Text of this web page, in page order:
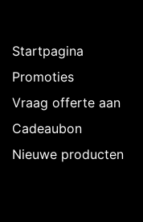
Startpagina
Promoties
Vraag offerte aan
Cadeaubon
Nieuwe producten